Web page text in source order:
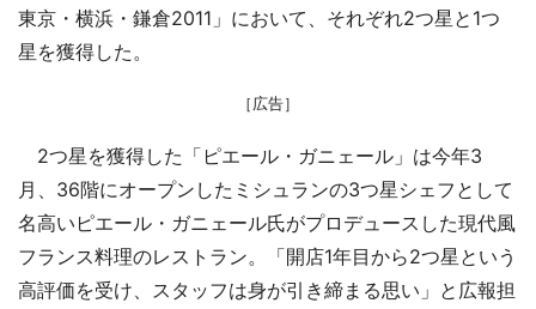
東京・横浜・鎌倉2011」において、それぞれ2つ星と1つ
星を獲得した。
［広告］
2つ星を獲得した「ピエール・ガニェール」は今年3
月、36階にオープンしたミシュランの3つ星シェフとして
名高いピエール・ガニェール氏がプロデュースした現代風
フランス料理のレストラン。「開店1年目から2つ星という
高評価を受け、スタッフは身が引き締まる思い」と広報担